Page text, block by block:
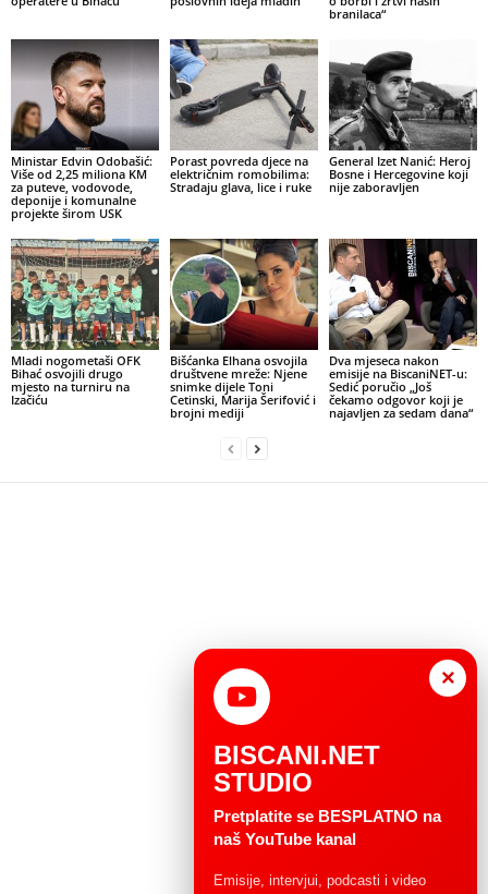
branilaca“
Ministar Edvin Odobašić:
Više od 2,25 miliona KM
za puteve, vodovode,
deponije i komunalne
projekte širom USK
Porast povreda djece na
električnim romobilima:
Stradaju glava, lice i ruke
General Izet Nanić: Heroj
Bosne i Hercegovine koji
nije zaboravljen
Mladi nogometaši OFK
Bihać osvojili drugo
mjesto na turniru na
Izačiću
Bišćanka Elhana osvojila
društvene mreže: Njene
snimke dijele Toni
Cetinski, Marija Šerifović i
brojni mediji
Dva mjeseca nakon
emisije na BiscaniNET-u:
Sedić poručio „Još
čekamo odgovor koji je
najavljen za sedam dana“
×
BISCANI.NET
STUDIO
Pretplatite se BESPLATNO na
naš YouTube kanal
Emisije, intervjui, podcasti i video